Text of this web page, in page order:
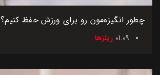
چطور انگیزه‌مون رو برای ورزش حفظ کنیم؟
01.09 ریلزها